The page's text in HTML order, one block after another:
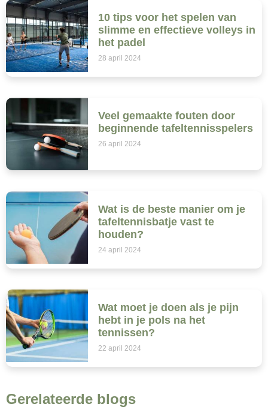
10 tips voor het spelen van
slimme en effectieve volleys in
het padel
28 april 2024
Veel gemaakte fouten door
beginnende tafeltennisspelers
26 april 2024
Wat is de beste manier om je
tafeltennisbatje vast te
houden?
24 april 2024
Wat moet je doen als je pijn
hebt in je pols na het
tennissen?
22 april 2024
Gerelateerde blogs